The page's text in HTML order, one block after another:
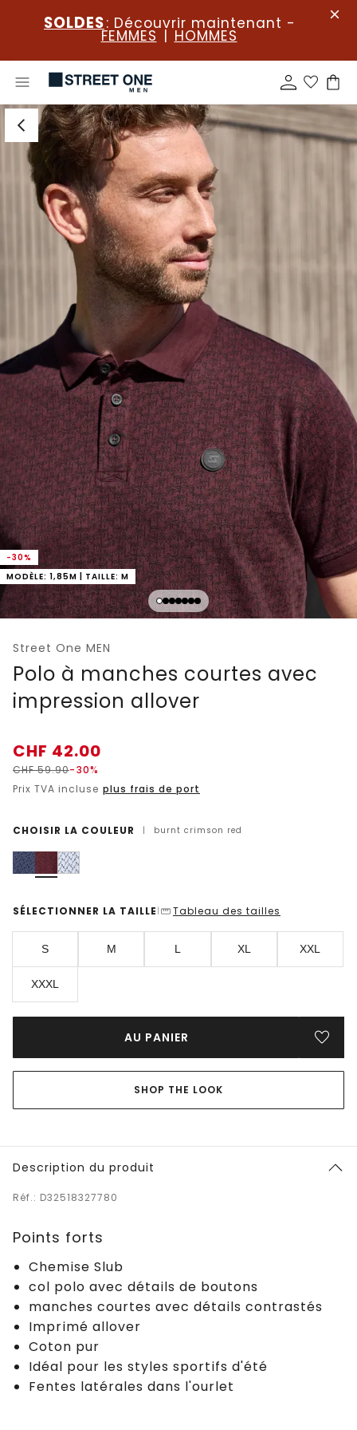
SOLDES: Découvrir maintenant -
FEMMES | HOMMES
-30%
MODÈLE: 1,85M | TAILLE: M
Street One MEN
Polo à manches courtes avec
impression allover
CHF 42.00
CHF59.90-30%
Prix TVA incluse plus frais de port
CHOISIR LA COULEUR | burnt crimson red
SÉLECTIONNER LA TAILLE | Tableau des tailles
S M L XL XXL
XXXL
AU PANIER
SHOP THE LOOK
Description du produit
Réf.: D32518327780
Points forts
Chemise Slub
col polo avec détails de boutons
manches courtes avec détails contrastés
Imprimé allover
Coton pur
Idéal pour les styles sportifs d'été
Fentes latérales dans l'ourlet